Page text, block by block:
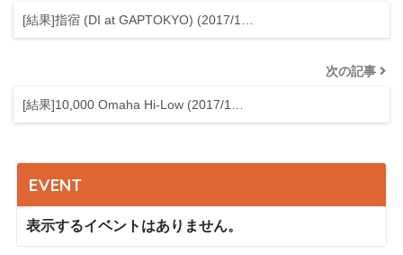
[結果]指宿 (DI at GAPTOKYO) (2017/1…
次の記事
[結果]10,000 Omaha Hi-Low (2017/1…
EVENT
表示するイベントはありません。